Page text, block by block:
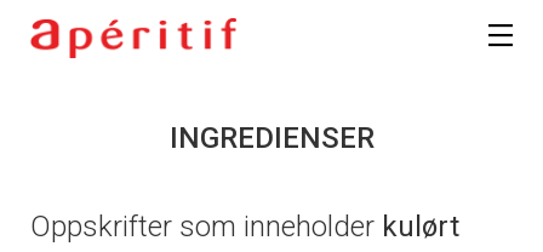
INGREDIENSER
Oppskrifter som inneholder kulørt